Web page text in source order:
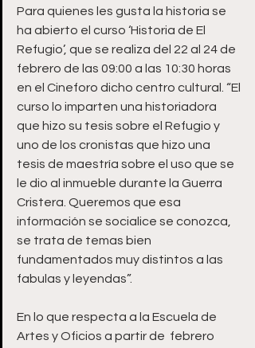
Para quienes les gusta la historia se
ha abierto el curso ‘Historia de El
Refugio’, que se realiza del 22 al 24 de
febrero de las 09:00 a las 10:30 horas
en el Cineforo dicho centro cultural. “El
curso lo imparten una historiadora
que hizo su tesis sobre el Refugio y
uno de los cronistas que hizo una
tesis de maestría sobre el uso que se
le dio al inmueble durante la Guerra
Cristera. Queremos que esa
información se socialice se conozca,
se trata de temas bien
fundamentados muy distintos a las
fabulas y leyendas”.
En lo que respecta a la Escuela de
Artes y Oficios a partir de  febrero